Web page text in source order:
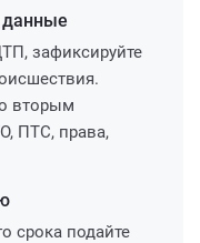
зафиксируйте
вторым
ПТС, права,
срока подайте